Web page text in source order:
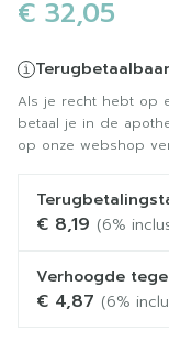
€ 32,05
Terugbetaalbaar
Als je recht hebt op
betaal je in de
op onze webshop
€ 8,19 (6%
Verhoogde
€ 4,87 (6%